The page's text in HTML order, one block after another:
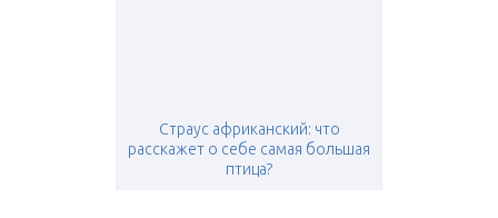
Страус африканский: что
расскажет о себе самая большая
птица?